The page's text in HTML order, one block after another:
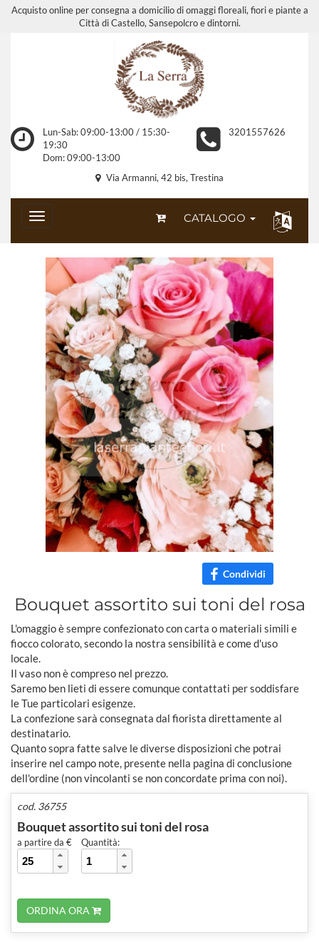
Acquisto online per consegna a domicilio di omaggi floreali, fiori e piante a
Città di Castello, Sansepolcro e dintorni.
Lun-Sab: 09:00-13:00 / 15:30-
19:30
Dom: 09:00-13:00
3201557626
Via Armanni, 42 bis, Trestina
CATALOGO
Condividi
Bouquet assortito sui toni del rosa
L'omaggio è sempre confezionato con carta o materiali simili e
fiocco colorato, secondo la nostra sensibilità e come d'uso
locale.
Il vaso non è compreso nel prezzo.
Saremo ben lieti di essere comunque contattati per soddisfare
le Tue particolari esigenze.
La confezione sarà consegnata dal fiorista direttamente al
destinatario.
Quanto sopra fatte salve le diverse disposizioni che potrai
inserire nel campo note, presente nella pagina di conclusione
dell'ordine (non vincolanti se non concordate prima con noi).
cod. 36755
Bouquet assortito sui toni del rosa
a partire da € Quantità:
ORDINA ORA